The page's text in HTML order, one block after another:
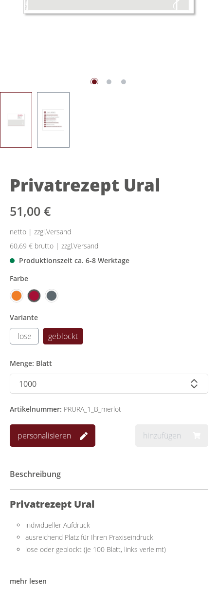
Privatrezept Ural
51,00 €
netto | zzgl.Versand
60,69 € brutto | zzgl.Versand
Produktionszeit ca. 6-8 Werktage
Farbe
Variante
lose geblockt
Menge: Blatt
Artikelnummer: PRURA_1_B_merlot
personalisieren hinzufügen
Beschreibung
Privatrezept Ural
individueller Aufdruck
ausreichend Platz für Ihren Praxiseindruck
lose oder geblockt (je 100 Blatt, links verleimt)
Das Privatrezept lässt sich einfach beschriften und mit allen
mehr lesen